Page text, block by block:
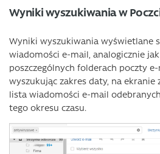
Wyniki wyszukiwania w
Wyniki wyszukiwania wyświetlane
wiadomości e-mail, analogicznie
poszczególnych folderach poczty e-
wyszukując zakres daty, na
lista wiadomości e-mail
tego okresu czasu.